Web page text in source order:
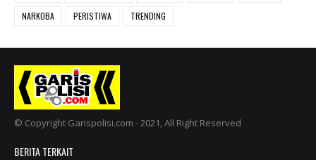
NARKOBA
PERISTIWA TRENDING
© Copyright Garispolisi.com - 2021, All Right Reserved
BERITA TERKAIT